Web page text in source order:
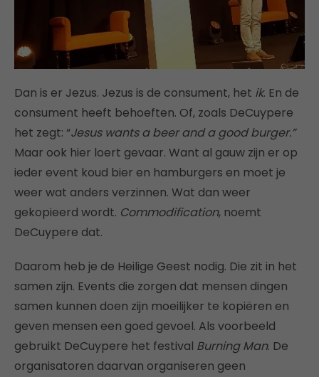
Dan is er Jezus. Jezus is de consument, het ik. En de
consument heeft behoeften. Of, zoals DeCuypere
het zegt: “Jesus wants a beer and a good burger.”
Maar ook hier loert gevaar. Want al gauw zijn er op
ieder event koud bier en hamburgers en moet je
weer wat anders verzinnen. Wat dan weer
gekopieerd wordt. Commodification, noemt
DeCuypere dat.
Daarom heb je de Heilige Geest nodig. Die zit in het
samen zijn. Events die zorgen dat mensen dingen
samen kunnen doen zijn moeilijker te kopiëren en
geven mensen een goed gevoel. Als voorbeeld
gebruikt DeCuypere het festival Burning Man. De
organisatoren daarvan organiseren geen